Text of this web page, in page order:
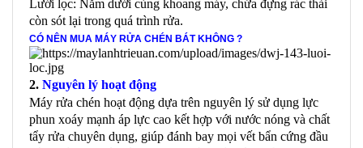
Lưới lọc: Nằm dưới cùng khoang máy, chứa đựng rác thải
còn sót lại trong quá trình rửa.
CÓ NÊN MUA MÁY RỬA CHÉN BÁT KHÔNG ?
2. Nguyên lý hoạt động
Máy rửa chén hoạt động dựa trên nguyên lý sử dụng lực
phun xoáy mạnh áp lực cao kết hợp với nước nóng và chất
tẩy rửa chuyên dụng, giúp đánh bay mọi vết bẩn cứng đầu